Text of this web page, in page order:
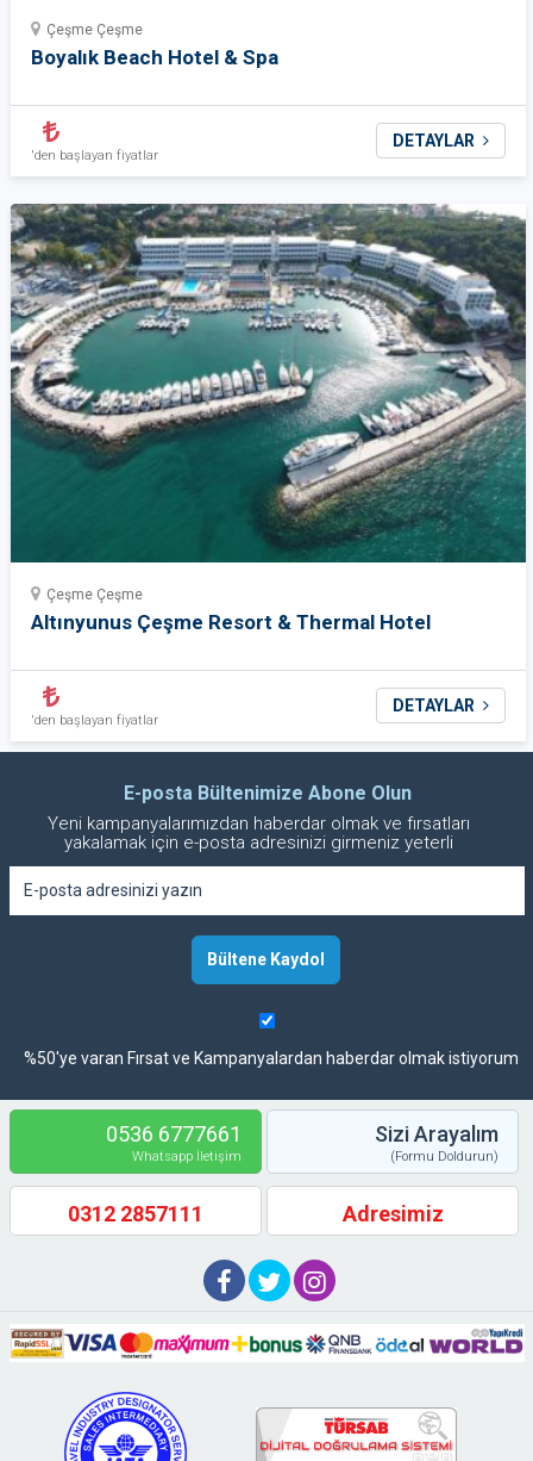
Çeşme Çeşme
Boyalık Beach Hotel & Spa
'den başlayan fiyatlar
DETAYLAR
Çeşme Çeşme
Altınyunus Çeşme Resort & Thermal Hotel
'den başlayan fiyatlar
DETAYLAR
E-posta Bültenimize Abone Olun
Yeni kampanyalarımızdan haberdar olmak ve fırsatları
yakalamak için e-posta adresinizi girmeniz yeterli
%50'ye varan Fırsat ve Kampanyalardan haberdar olmak istiyorum
0536 6777661
Whatsapp İletişim
Sizi Arayalım
(Formu Doldurun)
0312 2857111 Adresimiz